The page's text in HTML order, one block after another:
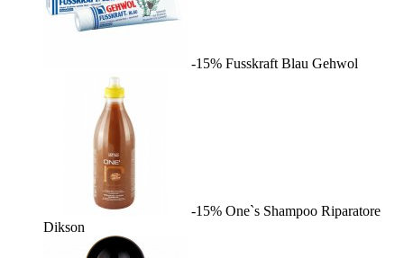
-15% Fusskraft Blau Gehwol
-15% One`s Shampoo Riparatore
Dikson